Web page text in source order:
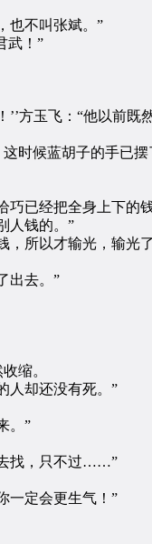
不叫张斌。”
武！”
玉飞：“他以前既
候蓝胡子的手已摆
已经把全身上下的
人钱的。”
所以才输光，输光
出去。”
缩。
却还没有死。”
。”
找，只不过……”
定会更生气！”